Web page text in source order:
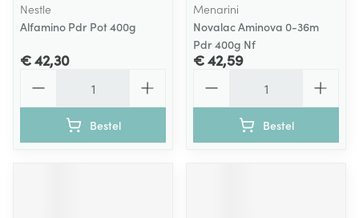
Nestle
Alfamino Pdr Pot 400g
€ 42,30
Bestel
Menarini
Novalac Aminova 0-36m
Pdr 400g Nf
€ 42,59
Bestel